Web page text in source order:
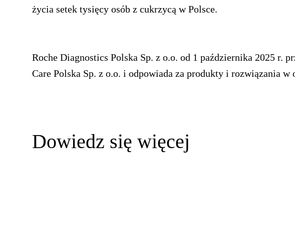
życia setek tysięcy osób z cukrzycą w Polsce.
Roche Diagnostics Polska Sp. z o.o. od 1 października 2025 r.
Care Polska Sp. z o.o. i odpowiada za produkty i rozwiązania w
Dowiedz się więcej